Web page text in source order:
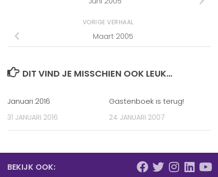
VORIGE VERHAAL
Maart 2005
DIT VIND JE MISSCHIEN OOK LEUK...
Januari 2016
31 JANUARI 2016
Gastenboek is terug!
24 JANUARI 2007
BEKIJK OOK: